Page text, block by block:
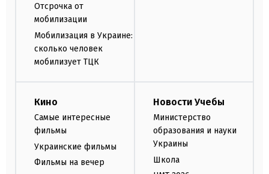
Отсрочка от
мобилизации
Мобилизация в Украине:
сколько человек
мобилизует ТЦК
Кино
Самые интересные
фильмы
Украинские фильмы
Фильмы на вечер
Новости Учебы
Министерство
образования и науки
Украины
Школа